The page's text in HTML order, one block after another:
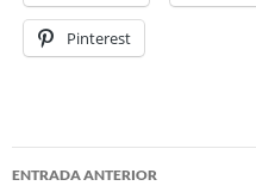
Pinterest
ENTRADA ANTERIOR